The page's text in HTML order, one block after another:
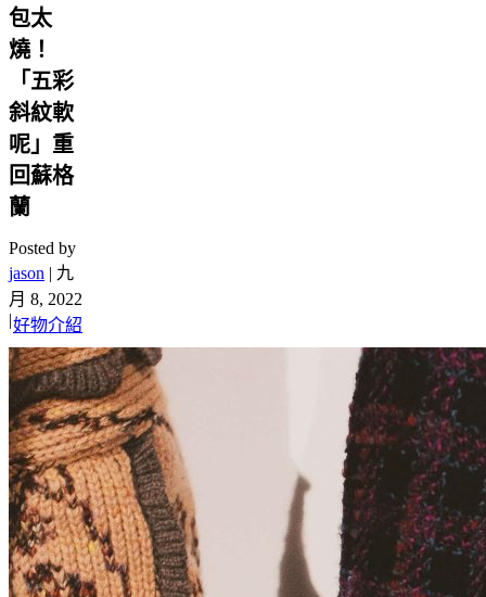
包太
燒！
「五彩
斜紋軟
呢」重
回蘇格
蘭
Posted by
jason | 九
月 8, 2022
|好物介紹